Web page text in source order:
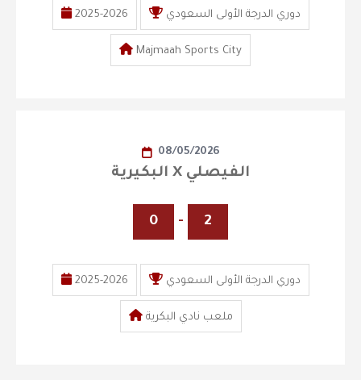
2025-2026 دوري الدرجة الأولى السعودي
Majmaah Sports City
08/05/2026
البكيرية X الفيصلي
0 - 2
2025-2026 دوري الدرجة الأولى السعودي
ملعب نادي البكرية